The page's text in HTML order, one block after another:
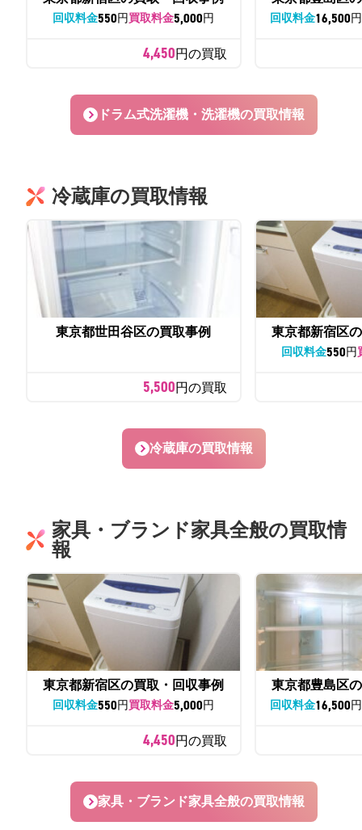
回収料金550円買取料金5,000円
4,450円の買取
回収料金16,500円
ドラム式洗濯機・洗濯機の買取情報
冷蔵庫の買取情報
東京都世田谷区の買取事例
5,500円の買取
東京都新宿区
回収料金550円
冷蔵庫の買取情報
家具・ブランド家具全般の買取情
報
東京都新宿区の買取・回収事例
回収料金550円買取料金5,000円
4,450円の買取
東京都豊島区
回収料金16,500円
家具・ブランド家具全般の買取情報